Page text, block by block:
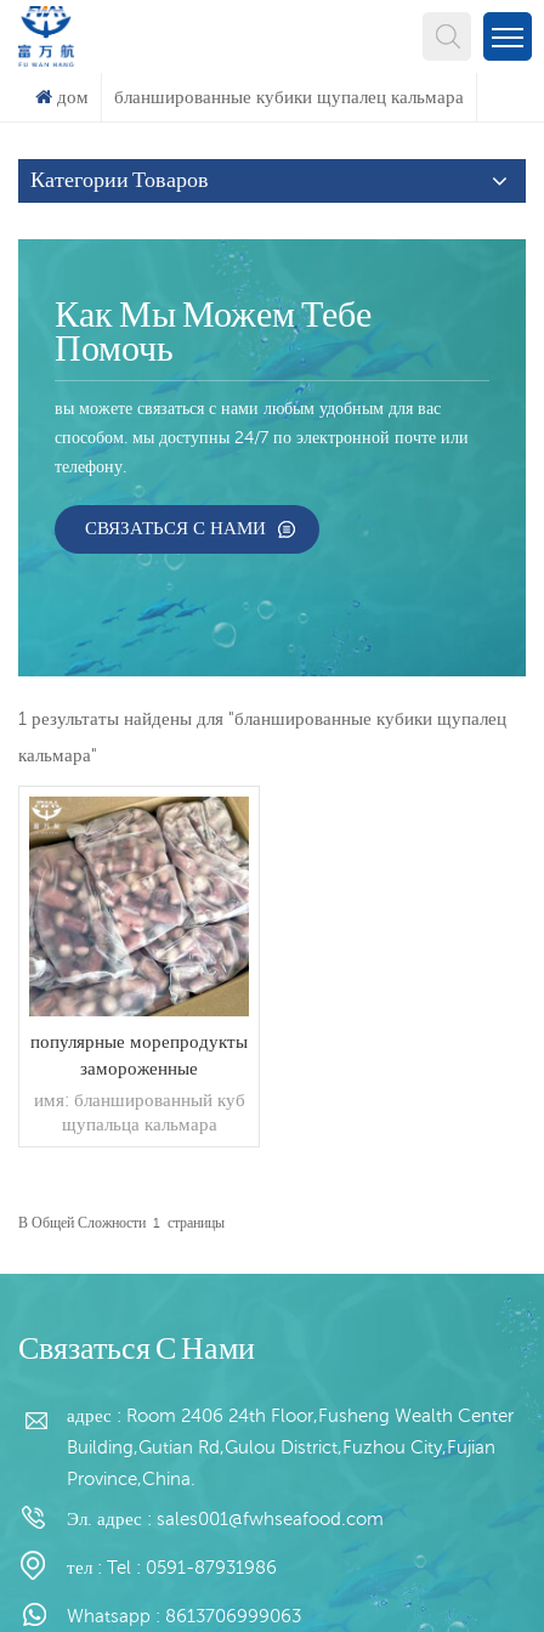
дом бланшированные кубики щупалец кальмара
Категории Товаров
Как Мы Можем Тебе
Помочь
вы можете связаться с нами любым удобным для вас
способом. мы доступны 24/7 по электронной почте или
телефону.
СВЯЗАТЬСЯ С НАМИ
1 результаты найдены для "бланшированные кубики щупалец
кальмара"
популярные морепродукты
замороженные
бланшированные кубики
щупалец кальмара
имя: бланшированный куб
щупальца кальмара
спецификация:
остекление: IQF 40% (по
упаковка: 1 кг/мешок, 10
модели продаж: опт/
футовый контейнер оплата:
TT / Подтвержденный
безотзывный аккредитив
по предъявлении доставка:
в течение 20 дней после
происхождение: Китай
В Общей Сложности 1 Страницы
Связаться С Нами
адрес : Room 2406 24th Floor,Fusheng Wealth Center
Building,Gutian Rd,Gulou District,Fuzhou City,Fujian
Province,China.
Эл. адрес : sales001@fwhseafood.com
тел : Tel : 0591-87931986
Whatsapp : 8613706999063